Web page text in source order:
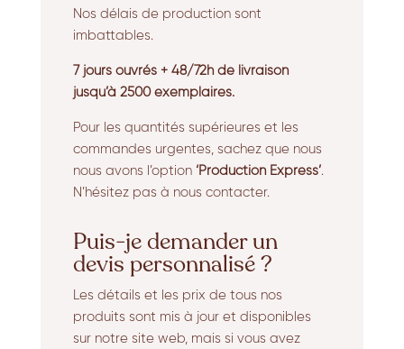
Nos délais de production sont
imbattables.
7 jours ouvrés + 48/72h de livraison
jusqu’à 2500 exemplaires.
Pour les quantités supérieures et les
commandes urgentes, sachez que nous
nous avons l’option ‘Production Express’.
N’hésitez pas à nous contacter.
Puis-je demander un
devis personnalisé ?
Les détails et les prix de tous nos
produits sont mis à jour et disponibles
sur notre site web, mais si vous avez